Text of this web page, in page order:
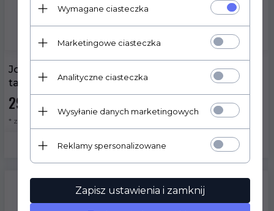
Jod (jodek potasu) 200 µg / 400 µg x 200 Vege
tabs
29,
* z podatkiem VAT
Wymagane ciasteczka
Marketingowe ciasteczka
Analityczne ciasteczka
Wysyłanie danych marketingowych
Reklamy spersonalizowane
Zapisz ustawienia i zamknij